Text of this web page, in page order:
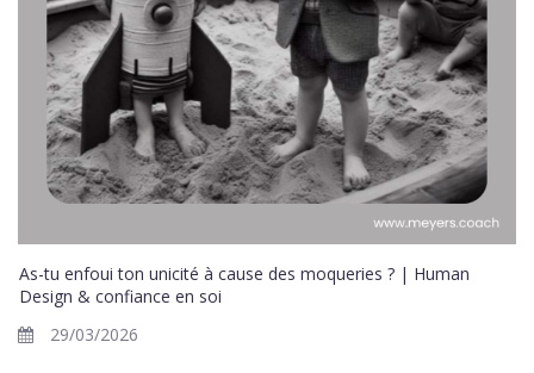
As-tu enfoui ton unicité à cause des moqueries ? | Human
Design & confiance en soi
29/03/2026